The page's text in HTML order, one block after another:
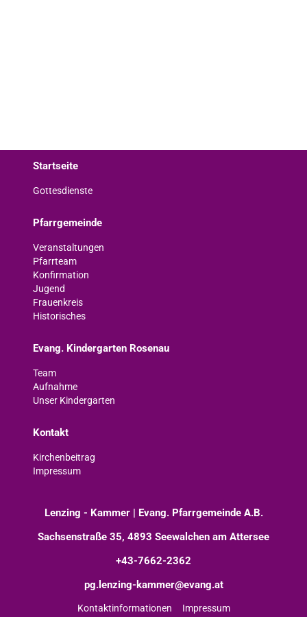
Startseite
Gottesdienste
Pfarrgemeinde
Veranstaltungen
Pfarrteam
Konfirmation
Jugend
Frauenkreis
Historisches
Evang. Kindergarten Rosenau
Team
Aufnahme
Unser Kindergarten
Kontakt
Kirchenbeitrag
Impressum
Lenzing - Kammer | Evang. Pfarrgemeinde A.B.
Sachsenstraße 35, 4893 Seewalchen am Attersee
+43-7662-2362
pg.lenzing-kammer@evang.at
Kontaktinformationen Impressum